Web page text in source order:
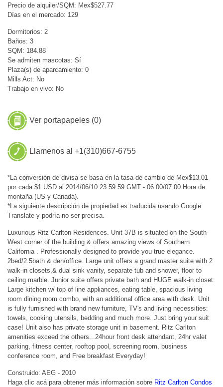
Precio de alquiler/SQM: Mex$527.77
Días en el mercado: 129
Dormitorios: 2
Baños: 3
SQM: 184.88
Se admiten mascotas: Sí
Plaza(s) de aparcamiento: 0
Mills Act: No
Trabajo en vivo: No
Ver portapapeles (0)
Llamenos al +1(310)667-6755
*La conversión de divisa se basa en la tasa de cambio de Mex$13.01
por cada $1 USD al 2014/06/10 23:59:59 GMT - 06:00/07:00 Hora de
montaña (US y Canadá).
*La siguiente descripción de propiedad es traducida usando Google
Translate y podría no ser precisa.
Luxurious Ritz Carlton Residences. Unit 37B is situated on the South-
West corner of the building & offers amazing views of Southern
California . Professionally designed to provide you true elegance.
2bed/2.5bath & den/office. Large unit offers a grand master suite with 2
walk-in closets,& dual sink vanity, separate tub and shower, floor to
ceiling marble. Junior suite offers private bath and HUGE walk-in closet.
Large kitchen w/ top of line appliances, eating table, spacious living
room dining room combo, with an additional office area with desk. Unit
is fully furnished with brand new furniture, TV's and living necessities:
towels, cooking utensils, bedding and much more. Just bring your suit
case! Unit also has private storage unit in basement. Ritz Carlton
amenities exceed the others...24hour front desk attendant, 24hr valet
parking, fitness center, rooftop pool, screening room, business
conference room, and Free breakfast Everyday!
Construido: AEG - 2010
Haga clic acá para obtener más información sobre Ritz Carlton Condos